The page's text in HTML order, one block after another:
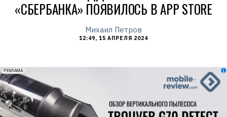
«СБЕРБАНКА» ПОЯВИЛОСЬ В APP STORE
Михаил Петров
12:49, 15 АПРЕЛЯ 2024
erid: 2VfnxxmNzs5
РЕКЛАМА